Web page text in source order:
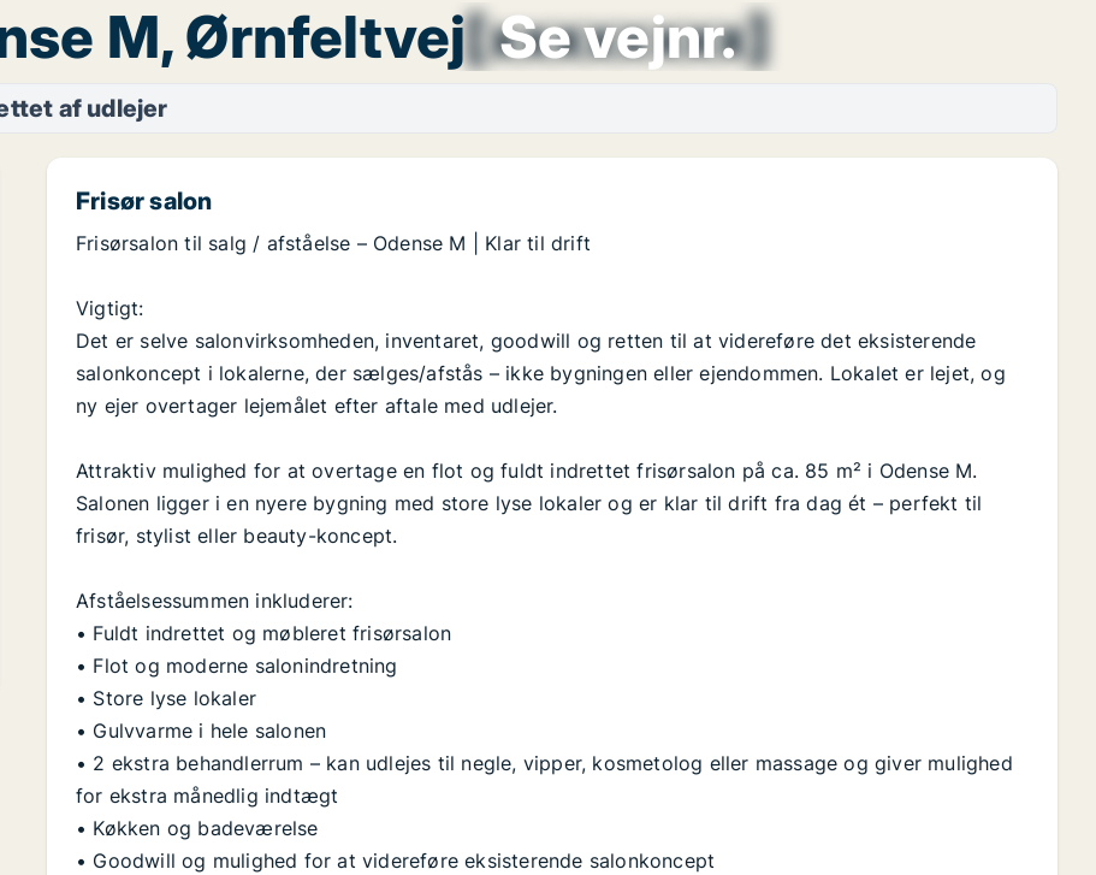
M, Ørnfeltvej Se vejnr.
[xxxxxxxx]
af udlejer
Frisør salon
Frisørsalon til salg / afståelse – Odense M | Klar til drift
Vigtigt:
Det er selve salonvirksomheden, inventaret, goodwill og retten til at videreføre det eksisterende
salonkoncept i lokalerne, der sælges/afstås – ikke bygningen eller ejendommen. Lokalet er lejet, og
ny ejer overtager lejemålet efter aftale med udlejer.
Attraktiv mulighed for at overtage en flot og fuldt indrettet frisørsalon på ca. 85 m² i Odense M.
Salonen ligger i en nyere bygning med store lyse lokaler og er klar til drift fra dag ét – perfekt til
frisør, stylist eller beauty-koncept.
Afståelsessummen inkluderer:
• Fuldt indrettet og møbleret frisørsalon
• Flot og moderne salonindretning
• Store lyse lokaler
• Gulvvarme i hele salonen
• 2 ekstra behandlerrum – kan udlejes til negle, vipper, kosmetolog eller massage og giver mulighed
for ekstra månedlig indtægt
• Køkken og badeværelse
• Goodwill og mulighed for at videreføre eksisterende salonkoncept